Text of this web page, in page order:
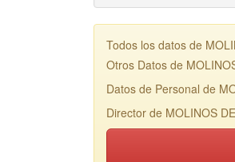
Todos los datos de
Otros Datos de
Datos de Personal de
Director de MOLINOS